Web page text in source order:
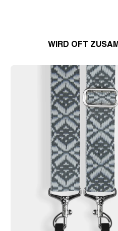
WIRD OFT